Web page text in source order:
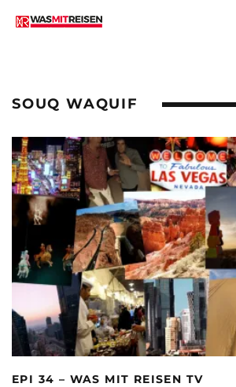
SOUQ WAQUIF
EPI 34 – WAS MIT REISEN TV